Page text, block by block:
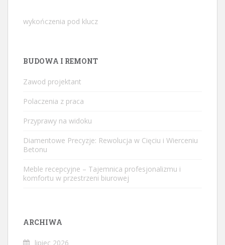
wykończenia pod klucz
BUDOWA I REMONT
Zawod projektant
Polaczenia z praca
Przyprawy na widoku
Diamentowe Precyzje: Rewolucja w Cięciu i Wierceniu
Betonu
Meble recepcyjne – Tajemnica profesjonalizmu i
komfortu w przestrzeni biurowej
ARCHIWA
lipiec 2026